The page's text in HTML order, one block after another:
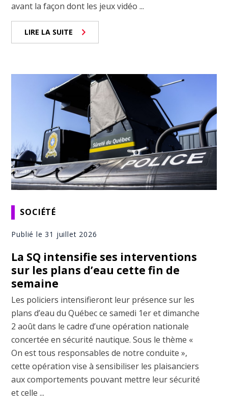
avant la façon dont les jeux vidéo ...
LIRE LA SUITE
SOCIÉTÉ
Publié le 31 juillet 2026
La SQ intensifie ses interventions
sur les plans d’eau cette fin de
semaine
Les policiers intensifieront leur présence sur les
plans d’eau du Québec ce samedi 1er et dimanche
2 août dans le cadre d’une opération nationale
concertée en sécurité nautique. Sous le thème «
On est tous responsables de notre conduite »,
cette opération vise à sensibiliser les plaisanciers
aux comportements pouvant mettre leur sécurité
et celle ...